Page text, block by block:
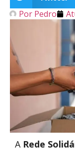
Por Pedro
A Rede